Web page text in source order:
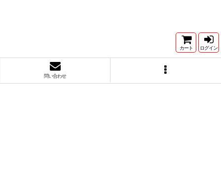
カート ログイン
問い合わせ